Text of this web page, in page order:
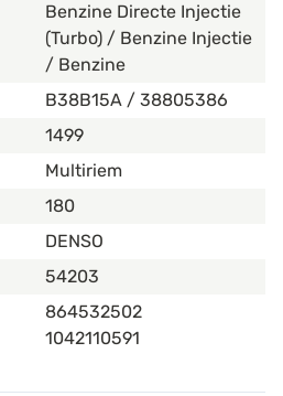
Benzine Directe Injectie
(Turbo) / Benzine Injectie
/ Benzine
B38B15A / 38805386
1499
Multiriem
180
DENSO
54203
864532502
1042110591